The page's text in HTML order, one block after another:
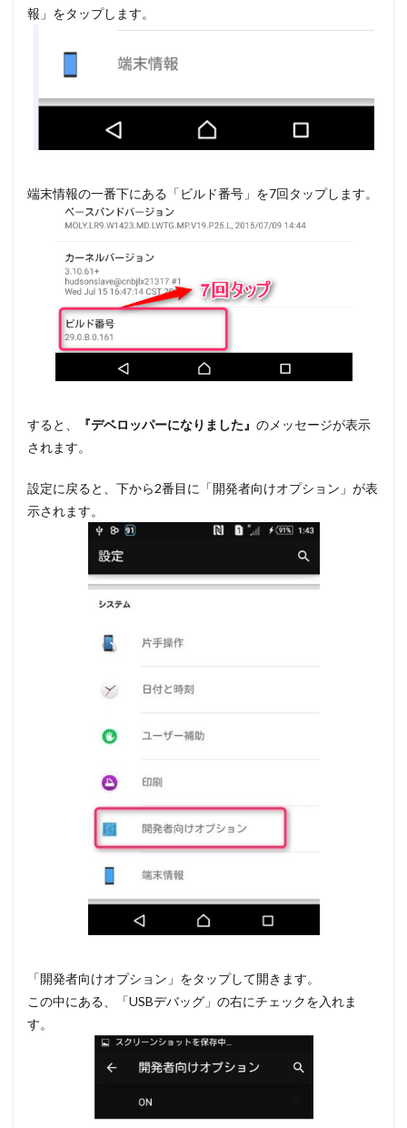
報」をタップします。
端末情報の一番下にある「ビルド番号」を7回タップします。
すると、 『デベロッパーになりました』 のメッセージが表示
されます。
設定に戻ると、下から2番目に「開発者向けオプション」が表
示されます。
「開発者向けオプション」をタップして開きます。
この中にある、「USBデバッグ」の右にチェックを入れま
す。